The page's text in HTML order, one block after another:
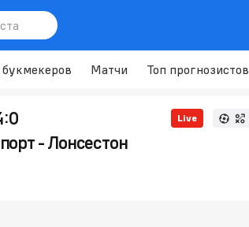
Матчи Топ прогнозистов
Live
- Лонсестон